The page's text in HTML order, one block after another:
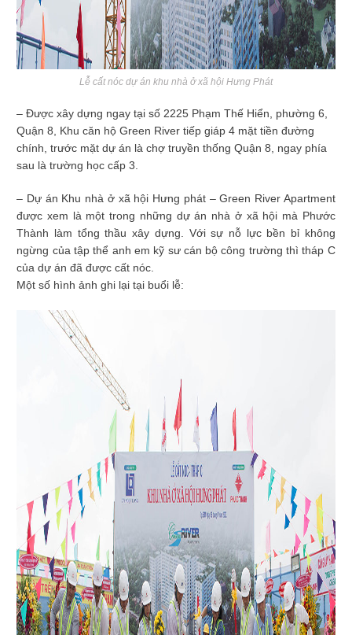
Lễ cất nóc dự án khu nhà ở xã hội Hưng Phát
– Được xây dựng ngay tại số 2225 Phạm Thế Hiển, phường 6,
Quận 8, Khu căn hộ Green River tiếp giáp 4 mặt tiền đường
chính, trước mặt dự án là chợ truyền thống Quận 8, ngay phía
sau là trường học cấp 3.
– Dự án Khu nhà ở xã hội Hưng phát – Green River Apartment
được xem là một trong những dự án nhà ở xã hội mà Phước
Thành làm tổng thầu xây dựng. Với sự nỗ lực bền bỉ không
ngừng của tập thể anh em kỹ sư cán bộ công trường thì tháp C
của dự án đã được cất nóc.
Một số hình ảnh ghi lại tại buổi lễ: